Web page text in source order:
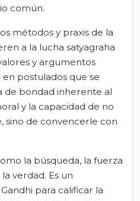
común.
métodos y praxis de la
a la lucha satyagraha
y argumentos
postulados que se
de bondad inherente al
y la capacidad de no
sino de convencerle con
la búsqueda, la fuerza
verdad. Es un
para calificar la